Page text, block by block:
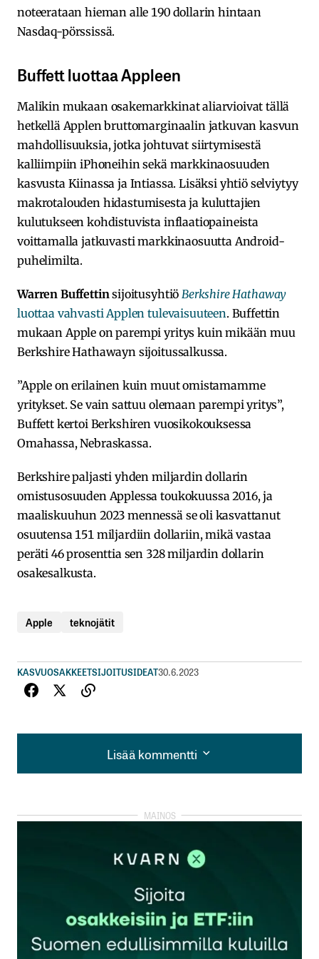
noteerataan hieman alle 190 dollarin hintaan
Nasdaq-pörssissä.
Buffett luottaa Appleen
Malikin mukaan osakemarkkinat aliarvioivat tällä
hetkellä Applen bruttomarginaalin jatkuvan kasvun
mahdollisuuksia, jotka johtuvat siirtymisestä
kalliimpiin iPhoneihin sekä markkinaosuuden
kasvusta Kiinassa ja Intiassa. Lisäksi yhtiö selviytyy
makrotalouden hidastumisesta ja kuluttajien
kulutukseen kohdistuvista inflaatiopaineista
voittamalla jatkuvasti markkinaosuutta Android-
puhelimilta.
Warren Buffettin sijoitusyhtiö Berkshire Hathaway
luottaa vahvasti Applen tulevaisuuteen. Buffettin
mukaan Apple on parempi yritys kuin mikään muu
Berkshire Hathawayn sijoitussalkussa.
”Apple on erilainen kuin muut omistamamme
yritykset. Se vain sattuu olemaan parempi yritys”,
Buffett kertoi Berkshiren vuosikokouksessa
Omahassa, Nebraskassa.
Berkshire paljasti yhden miljardin dollarin
omistusosuuden Applessa toukokuussa 2016, ja
maaliskuuhun 2023 mennessä se oli kasvattanut
osuutensa 151 miljardiin dollariin, mikä vastaa
peräti 46 prosenttia sen 328 miljardin dollarin
osakesalkusta.
Apple teknojätit
KASVUOSAKKEETSIJOITUSIDEAT30.6.2023
Lisää kommentti
Lisää kommentti
kirjautua
rekisteröityä